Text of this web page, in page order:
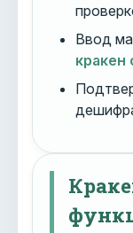
Ввод
кракен